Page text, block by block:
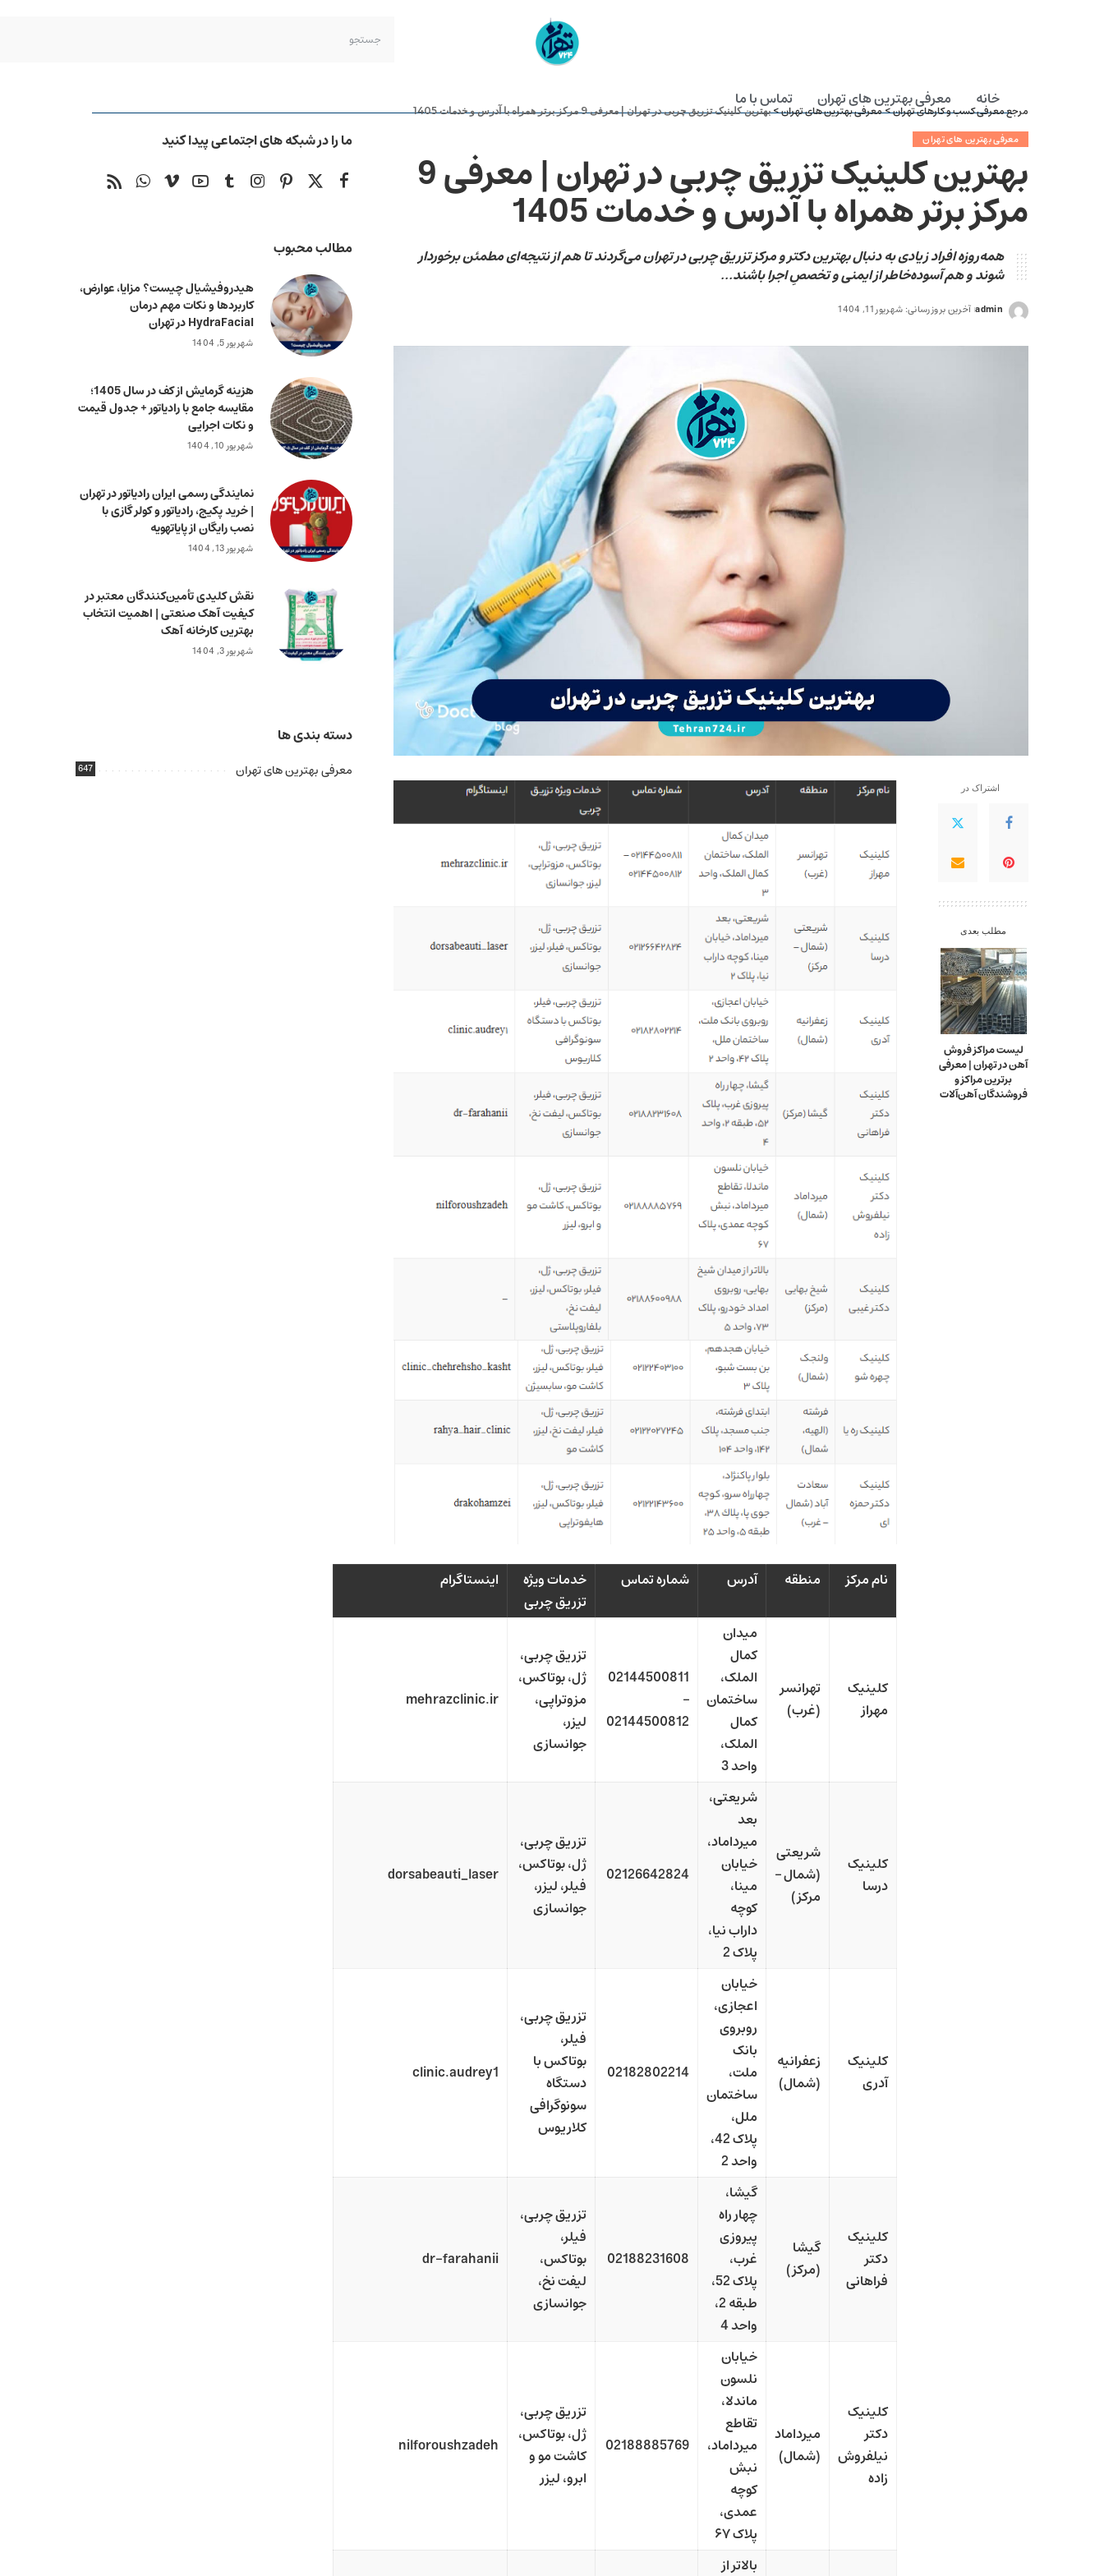
خانه معرفی بهترین های تهران تماس با ما
مرجع معرفی کسب و کارهای تهران>معرفی بهترین های تهران>بهترین کلینیک تزریق چربی در تهران | معرفی 9 مرکز برتر همراه با آدرس و خدمات 1405
معرفی بهترین های تهران
بهترین کلینیک تزریق چربی در تهران | معرفی 9
مرکز برتر همراه با آدرس و خدمات 1405
همه‌روزه افراد زیادی به دنبال بهترین دکتر و مرکز تزریق چربی در تهران می‌گردند تا هم از نتیجه‌ای مطمئن برخوردار
شوند و هم آسوده‌خاطر از ایمنی و تخصصِ اجرا باشند...
admin آخرین بروزرسانی: شهریور 11, 1404
اشتراک در
مطلب بعدی
لیست مراکز فروش
آهن در تهران | معرفی
برترین مراکز و
فروشندگان آهن‌آلات
نام مرکز منطقه آدرس شماره تماس
خدمات ویژه
تزریق چربی
اینستاگرام
کلینیک
مهراز
تهرانسر
(غرب)
میدان
کمال
الملک،
ساختمان
کمال
الملک،
واحد 3
02144500811
–
02144500812
تزریق چربی،
ژل، بوتاکس،
مزوتراپی،
لیزر،
جوانسازی
mehrazclinic.ir
کلینیک
درسا
شریعتی
(شمال –
مرکز)
شریعتی،
بعد
میرداماد،
خیابان
مینا،
کوچه
داراب نیا،
پلاک 2
02126642824
تزریق چربی،
ژل، بوتاکس،
فیلر، لیزر،
جوانسازی
dorsabeauti_laser
کلینیک
آدری
زعفرانیه
(شمال)
خیابان
اعجازی،
روبروی
بانک
ملت،
ساختمان
ملل،
پلاک 42،
واحد 2
02182802214
تزریق چربی،
فیلر،
بوتاکس با
دستگاه
سونوگرافی
کلاریوس
clinic.audrey1
کلینیک
دکتر
فراهانی
گیشا
(مرکز)
گیشا،
چهار راه
پیروزی
غرب،
پلاک 52،
طبقه 2،
واحد 4
02188231608
تزریق چربی،
فیلر،
بوتاکس،
لیفت نخ،
جوانسازی
dr-farahanii
کلینیک
دکتر
نیلفروش
زاده
میرداماد
(شمال)
خیابان
نلسون
ماندلا،
تقاطع
میرداماد،
نبش
کوچه
عمدی،
پلاک ۶۷
02188885769
تزریق چربی،
ژل، بوتاکس،
کاشت مو و
ابرو، لیزر
nilforoushzadeh
بالاتر از
ما را در شبکه های اجتماعی پیدا کنید
مطالب محبوب
هیدروفیشیال چیست؟ مزایا، عوارض،
کاربردها و نکات مهم درمان
HydraFacial در تهران
شهریور 5, 1404
هزینه گرمایش از کف در سال 1405؛
مقایسه جامع با رادیاتور + جدول قیمت
و نکات اجرایی
شهریور 10, 1404
نمایندگی رسمی ایران رادیاتور در تهران
| خرید پکیج، رادیاتور و کولر گازی با
نصب رایگان از پایاتهویه
شهریور 13, 1404
نقش کلیدی تأمین‌کنندگان معتبر در
کیفیت آهک صنعتی | اهمیت انتخاب
بهترین کارخانه آهک
شهریور 3, 1404
دسته بندی ها
معرفی بهترین های تهران 647